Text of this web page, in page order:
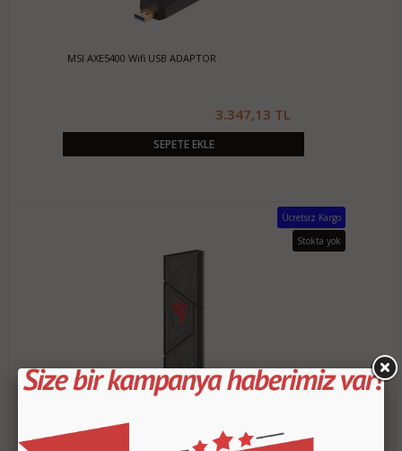
MSI AXE5400 Wifi USB ADAPTOR
3.347,13 TL
SEPETE EKLE
Ücretsiz Kargo
Stokta yok
USB-BE92 ASUS ROG TRI-BAND WiFi7 USB